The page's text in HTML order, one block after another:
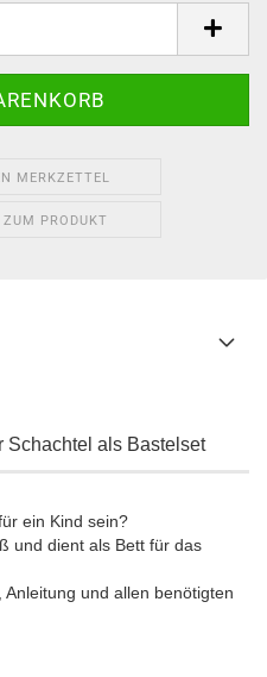
MERKZETTEL
ZUM PRODUKT
Schachtel als Bastelset
ein Kind sein?
und dient als Bett für das
und allen benötigten